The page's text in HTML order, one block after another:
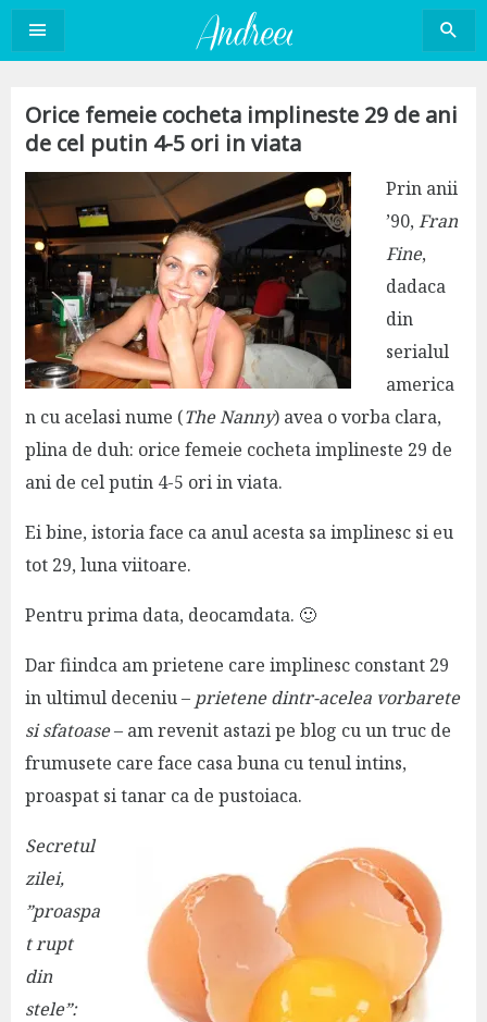
Sari
conținut
Orice femeie cocheta implineste 29 de ani
de cel putin 4-5 ori in viata
Prin anii
’90,Fran
Fine,
dadaca
din
serialul
america
n cu acelasi nume (The Nanny) avea o vorba clara,
plina de duh: orice femeie cocheta implineste 29 de
ani de cel putin 4-5 ori in viata.
Ei bine, istoria face ca anul acesta sa implinesc si eu
tot 29, luna viitoare.
Pentru prima data, deocamdata. 🙂
Dar fiindca am prietene care implinesc constant 29
in ultimul deceniu – prietene dintr-acelea vorbarete
si sfatoase– am revenit astazi pe blog cu un truc de
frumusete care face casa buna cu tenul intins,
proaspat si tanar ca de pustoiaca.
Secretul
zilei,
”proaspa
t rupt
din
stele”: